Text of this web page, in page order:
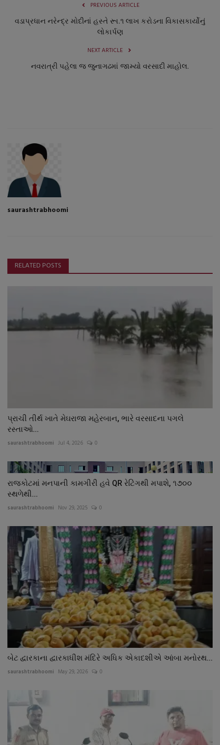
બોલિવૂડ
PREVIOUS ARTICLE
વડાપ્રધાન નરેન્દ્ર મોદીનાં હસ્તે રૂા.૧ લાખ કરોડના વિકાસકાર્યોનું
લોકાર્પણ
NEXT ARTICLE
નવરાત્રી પહેલા જ જુનાગઢમાં જામ્યો વરસાદી માહોલ.
saurashtrabhoomi
RELATED POSTS
પ્રાચી તીર્થ ખાતે મેઘરાજા મહેરબાન, ભારે વરસાદના પગલે
રસ્તાઓ...
saurashtrabhoomi Jul 4, 2026 0
રાજકોટમાં મનપાની કામગીરી હવે QR રેટિંગથી મપાશે, ૧૭૦૦
સ્થળેથી...
saurashtrabhoomi Nov 29, 2025 0
બેટ દ્વારકાના દ્વારકાધીશ મંદિરે અધિક એકાદશીએ આંબા મનોરથ...
saurashtrabhoomi May 29, 2026 0